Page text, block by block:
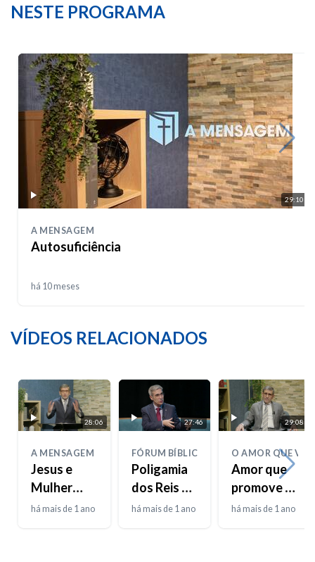
NESTE PROGRAMA
29:10
A MENSAGEM
Autosuficiência
há 10 meses
VÍDEOS RELACIONADOS
28:06
A MENSAGEM
Jesus e
Mulher
Samaritana
há mais de 1 ano
27:46
FÓRUM BÍBLICO
Poligamia
dos Reis de
Israel
há mais de 1 ano
29:08
O AMOR QUE
Amor que
promove o
poder
há mais de 1 ano